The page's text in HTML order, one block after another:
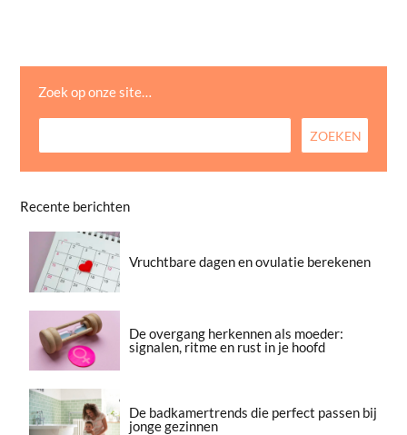
Zoek op onze site…
Recente berichten
Vruchtbare dagen en ovulatie berekenen
De overgang herkennen als moeder:
signalen, ritme en rust in je hoofd
De badkamertrends die perfect passen bij
jonge gezinnen